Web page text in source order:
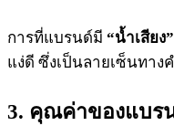
การที่แบรนด์มี “น้ำเสียง
แง่ดี ซึ่งเป็นลายเซ็นทาง
3. คุณค่าของแบร